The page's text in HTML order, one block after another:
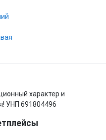
характер и
УНП 691804496